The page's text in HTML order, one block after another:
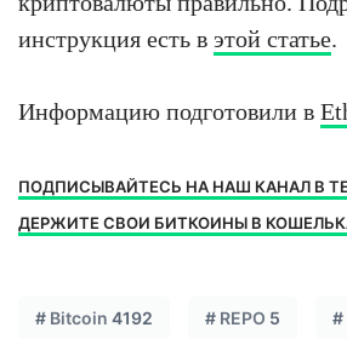
инструкция есть в этой статье.
Информацию подготовили в
ПОДПИСЫВАЙТЕСЬ НА НАШ КАНАЛ В
ДЕРЖИТЕ СВОИ БИТКОИНЫ В
# Bitcoin 4192 # REPO 5 #